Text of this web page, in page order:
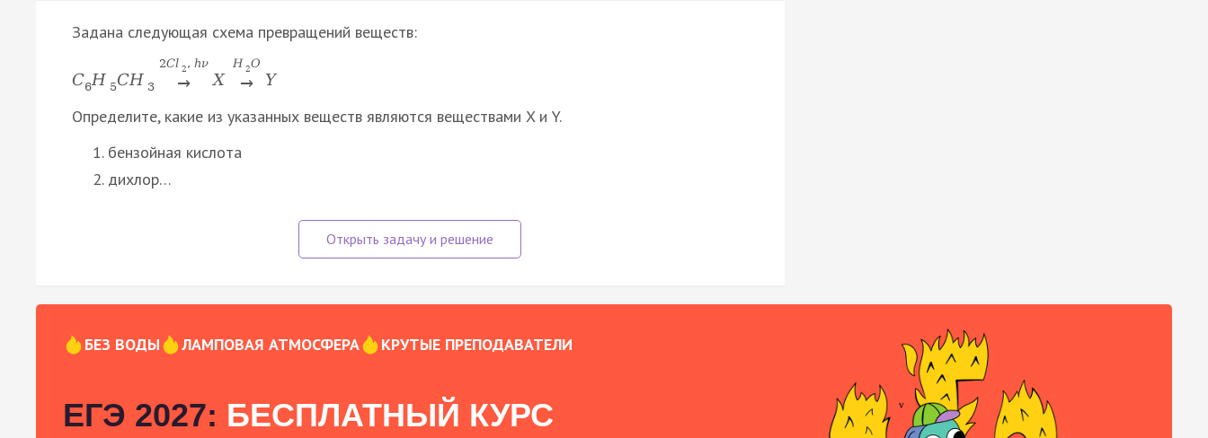
Задана следующая схема превращений веществ:
C6H 5CH 3
2Cl 2 , hν
→ X
H 2O
→ Y
Определите, какие из указанных веществ являются веществами X и Y.
бензойная кислота
дихлор…
БЕЗ ВОДЫ ЛАМПОВАЯ АТМОСФЕРА КРУТЫЕ ПРЕПОДАВАТЕЛИ
ЕГЭ 2027: БЕСПЛАТНЫЙ КУРС